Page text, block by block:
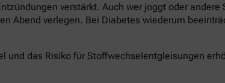
verstärkt. Auch wer joggt oder andere
Abend verlegen. Bei Diabetes wiederum
und das Risiko für Stoffwechselentgleisungen